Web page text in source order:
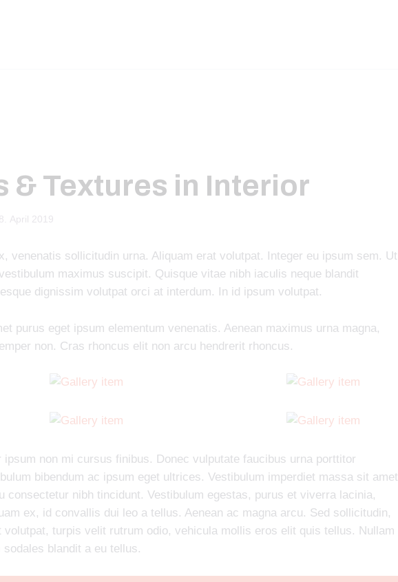
& Textures in Interior
8. April 2019
venenatis sollicitudin urna. Aliquam erat volutpat. Integer eu ipsum sem. Ut
maximus suscipit. Quisque vitae nibh iaculis neque blandit
dignissim volutpat orci at interdum. In id ipsum volutpat.
purus eget ipsum elementum venenatis. Aenean maximus urna magna,
non. Cras rhoncus elit non arcu hendrerit rhoncus.
ipsum non mi cursus finibus. Donec vulputate faucibus urna porttitor
bibendum ac ipsum eget ultrices. Vestibulum imperdiet massa sit amet
consectetur nibh tincidunt. Vestibulum egestas, purus et viverra lacinia,
ex, id convallis dui leo a tellus. Aenean ac magna arcu. Sed sollicitudin,
volutpat, turpis velit rutrum odio, vehicula mollis eros elit quis tellus. Nullam
blandit a eu tellus.